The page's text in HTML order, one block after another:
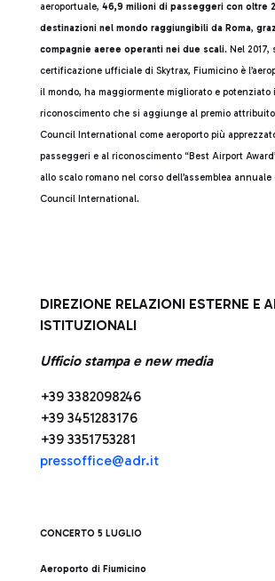
aeroportuale, 46,9 milioni di passeggeri con oltre
destinazioni nel mondo raggiungibili da Roma,
compagnie aeree operanti nei due scali. Nel 2017,
certificazione ufficiale di Skytrax, Fiumicino è
il mondo, ha maggiormente migliorato e potenziato
riconoscimento che si aggiunge al premio
Council International come aeroporto più
passeggeri e al riconoscimento “Best Airport
allo scalo romano nel corso dell’assemblea annuale
Council International.
DIREZIONE RELAZIONI ESTERNE E
ISTITUZIONALI
Ufficio stampa e new media
+39 3382098246
+39 3451283176
+39 3351753281
pressoffice@adr.it
CONCERTO 5 LUGLIO
Aeroporto di Fiumicino